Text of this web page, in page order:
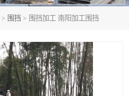
> 围挡 > 围挡加工 南阳加工围挡
楼层板
压型彩钢板
钢结构配件
彩钢板